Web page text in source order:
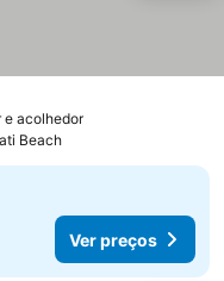
e acolhedorVer preços
preços
Beach
Ver preços